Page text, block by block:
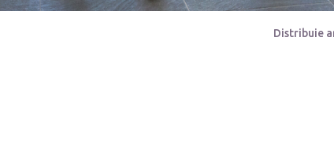
Distribuie